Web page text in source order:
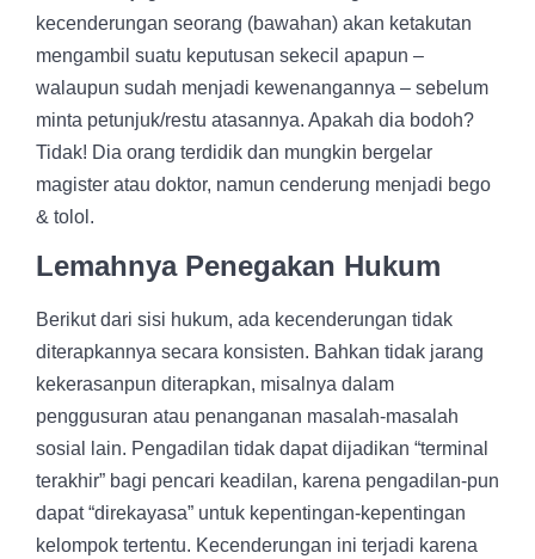
kecenderungan seorang (bawahan) akan ketakutan
mengambil suatu keputusan sekecil apapun –
walaupun sudah menjadi kewenangannya – sebelum
minta petunjuk/restu atasannya. Apakah dia bodoh?
Tidak! Dia orang terdidik dan mungkin bergelar
magister atau doktor, namun cenderung menjadi bego
& tolol.
Lemahnya Penegakan Hukum
Berikut dari sisi hukum, ada kecenderungan tidak
diterapkannya secara konsisten. Bahkan tidak jarang
kekerasanpun diterapkan, misalnya dalam
penggusuran atau penanganan masalah-masalah
sosial lain. Pengadilan tidak dapat dijadikan “terminal
terakhir” bagi pencari keadilan, karena pengadilan-pun
dapat “direkayasa” untuk kepentingan-kepentingan
kelompok tertentu. Kecenderungan ini terjadi karena